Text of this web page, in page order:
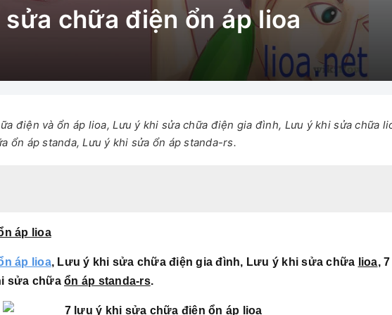
chữa điện ổn áp lioa
điện và ổn áp lioa, Lưu ý khi sửa chữa điện gia đình, Lưu ý khi sửa chữa
ổn áp standa, Lưu ý khi sửa ổn áp standa-rs.
áp lioa
áp lioa, Lưu ý khi sửa chữa điện gia đình, Lưu ý khi sửa chữa lioa,
sửa chữa ổn áp standa-rs.